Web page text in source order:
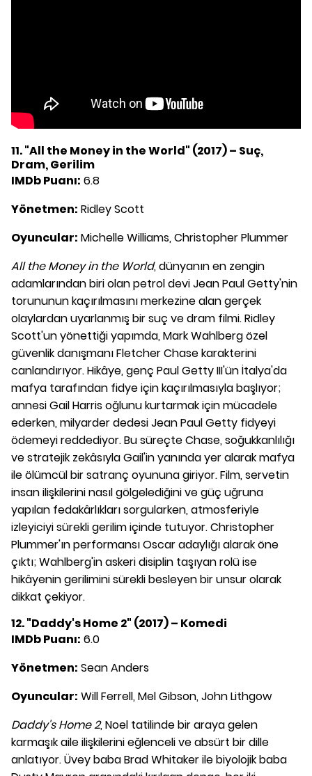
11. "All the Money in the World" (2017) – Suç,
Dram, Gerilim
IMDb Puanı: 6.8
Yönetmen: Ridley Scott
Oyuncular: Michelle Williams, Christopher Plummer
All the Money in the World, dünyanın en zengin
adamlarından biri olan petrol devi Jean Paul Getty'nin
torununun kaçırılmasını merkezine alan gerçek
olaylardan uyarlanmış bir suç ve dram filmi. Ridley
Scott'un yönettiği yapımda, Mark Wahlberg özel
güvenlik danışmanı Fletcher Chase karakterini
canlandırıyor. Hikâye, genç Paul Getty III'ün İtalya'da
mafya tarafından fidye için kaçırılmasıyla başlıyor;
annesi Gail Harris oğlunu kurtarmak için mücadele
ederken, milyarder dedesi Jean Paul Getty fidyeyi
ödemeyi reddediyor. Bu süreçte Chase, soğukkanlılığı
ve stratejik zekâsıyla Gail'in yanında yer alarak mafya
ile ölümcül bir satranç oyununa giriyor. Film, servetin
insan ilişkilerini nasıl gölgelediğini ve güç uğruna
yapılan fedakârlıkları sorgularken, atmosferiyle
izleyiciyi sürekli gerilim içinde tutuyor. Christopher
Plummer'ın performansı Oscar adaylığı alarak öne
çıktı; Wahlberg'in askeri disiplin taşıyan rolü ise
hikâyenin gerilimini sürekli besleyen bir unsur olarak
dikkat çekiyor.
12. "Daddy's Home 2" (2017) – Komedi
IMDb Puanı: 6.0
Yönetmen: Sean Anders
Oyuncular: Will Ferrell, Mel Gibson, John Lithgow
Daddy's Home 2, Noel tatilinde bir araya gelen
karmaşık aile ilişkilerini eğlenceli ve absürt bir dille
anlatıyor. Üvey baba Brad Whitaker ile biyolojik baba